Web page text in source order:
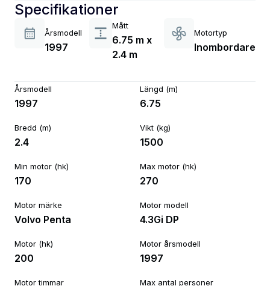
Specifikationer
Årsmodell
1997
Mått
6.75 m x
2.4 m
Motortyp
Inombordare
Årsmodell
1997
Längd (m)
6.75
Bredd (m)
2.4
Vikt (kg)
1500
Min motor (hk)
170
Max motor (hk)
270
Motor märke
Volvo Penta
Motor modell
4.3Gi DP
Motor (hk)
200
Motor årsmodell
1997
Motor timmar Max antal personer